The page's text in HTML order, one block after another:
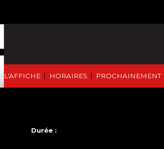
À L'AFFICHE | HORAIRES | PROCHAINEMENT
Durée :